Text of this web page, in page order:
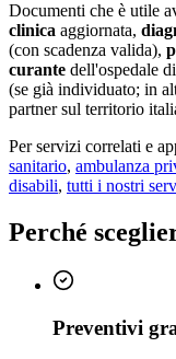
Documenti che è utile
clinica aggiornata,
(con scadenza valida),
curante dell'ospedale
(se già individuato; in
partner sul territorio
Per servizi correlati e
sanitario, ambulanza
disabili, tutti i nostri
Perché
Preventivi